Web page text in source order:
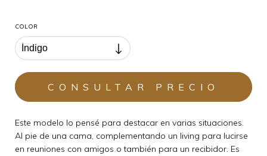
COLOR
Este modelo lo pensé para destacar en varias situaciones.
Al pie de una cama, complementando un living para lucirse
en reuniones con amigos o también para un recibidor. Es